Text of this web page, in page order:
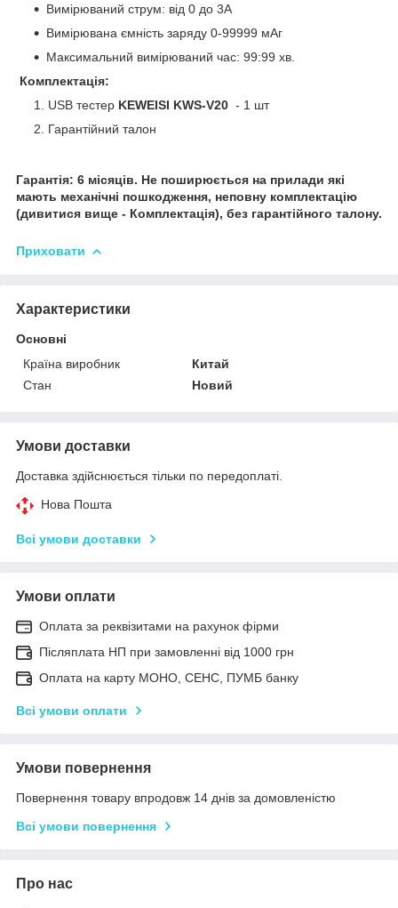
Вимірюваний струм: від 0 до 3А
Вимірювана ємність заряду 0-99999 мАг
Максимальний вимірюваний час: 99:99 хв.
Комплектація:
USB тестер KEWEISI KWS-V20 - 1 шт
Гарантійний талон
Гарантія: 6 місяців. Не поширюється на прилади які
мають механічні пошкодження, неповну комплектацію
(дивитися вище - Комплектація), без гарантійного талону.
Приховати
Характеристики
Основні
Країна виробник
Китай
Стан
Новий
Умови доставки
Доставка здійснюється тільки по передоплаті.
Нова Пошта
Всі умови доставки
Умови оплати
Оплата за реквізитами на рахунок фірми
Післяплата НП при замовленні від 1000 грн
Оплата на карту МОНО, СЕНС, ПУМБ банку
Всі умови оплати
Умови повернення
Повернення товару впродовж 14 днів за домовленістю
Всі умови повернення
Про нас